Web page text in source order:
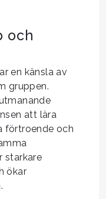
och
en känsla av
gruppen.
att lära
förtroende och
starkare
ökar